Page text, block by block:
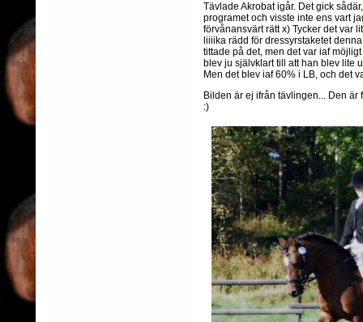
Tävlade Akrobat igår. Det gick
programet och visste inte ens vart
förvånansvärt rätt x) Tycker det var
liiiika rädd för dressyrstaketet
tittade på det, men det var iaf
blev ju självklart till att han blev lite
Men det blev iaf 60% i LB, och det
Bilden är ej ifrån tävlingen... Den
:)